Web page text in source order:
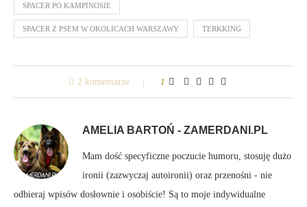
SPACER PO KAMPINOSIE
SPACER Z PSEM W OKOLICACH WARSZAWY TERKKING
2 komentarze 1
AMELIA BARTOŃ - ZAMERDANI.PL
Mam dość specyficzne poczucie humoru, stosuję dużo
ironii (zazwyczaj autoironii) oraz przenośni - nie
odbieraj wpisów dosłownie i osobiście! Są to moje indywidualne